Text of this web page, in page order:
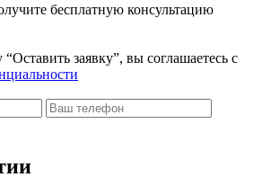
бесплатную консультацию
заявку”, вы соглашаетесь с